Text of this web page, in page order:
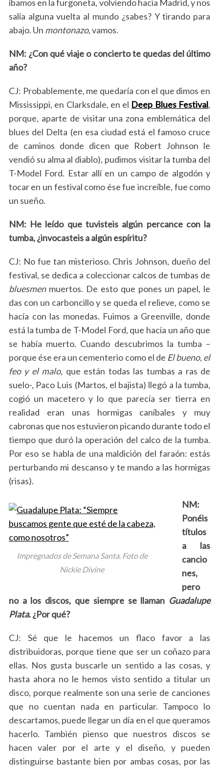
íbamos en la furgoneta, volviendo hacia Madrid, y nos
salía alguna vuelta al mundo ¿sabes? Y tirando para
abajo. Un montonazo, vamos.
NM: ¿Con qué viaje o concierto te quedas del último
año?
CJ: Probablemente, me quedaría con el que dimos en
Mississippi, en Clarksdale, en el Deep Blues Festival,
porque, aparte de visitar una zona emblemática del
blues del Delta (en esa ciudad está el famoso cruce
de caminos donde dicen que Robert Johnson le
vendió su alma al diablo), pudimos visitar la tumba del
T-Model Ford. Estar allí en un campo de algodón y
tocar en un festival como ése fue increíble, fue como
un sueño.
NM: He leído que tuvisteis algún percance con la
tumba, ¿invocasteis a algún espíritu?
CJ: No fue tan misterioso. Chris Johnson, dueño del
festival, se dedica a coleccionar calcos de tumbas de
bluesmenmuertos. De esto que pones un papel, le
das con un carboncillo y se queda el relieve, como se
hacía con las monedas. Fuimos a Greenville, donde
está la tumba de T-Model Ford, que hacía un año que
se había muerto. Cuando descubrimos la tumba –
porque ése era un cementerio como el de El bueno, el
feo y el malo, que están todas las tumbas a ras de
suelo-, Paco Luis (Martos, el bajista) llegó a la tumba,
cogió un macetero y lo que parecía ser tierra en
realidad eran unas hormigas caníbales y muy
cabronas que nos estuvieron picando durante todo el
tiempo que duró la operación del calco de la tumba.
Por eso se habla de una maldición del faraón: estás
perturbando mi descanso y te mando a las hormigas
(risas).
Impregnados de Semana Santa. Foto de
Nickie Divine
NM:
Ponéis
títulos
a las
cancio
nes,
pero
no a los discos, que siempre se llaman Guadalupe
Plata. ¿Por qué?
CJ: Sé que le hacemos un flaco favor a las
distribuidoras, porque tiene que ser un coñazo para
ellas. Nos gusta buscarle un sentido a las cosas, y
hasta ahora no le hemos visto sentido a titular un
disco, porque realmente son una serie de canciones
que no cuentan nada en particular. Tampoco lo
descartamos, puede llegar un día en el que queramos
hacerlo. También pienso que nuestros discos se
hacen valer por el arte y el diseño, y pueden
distinguirse bastante bien por ambas cosas, por las